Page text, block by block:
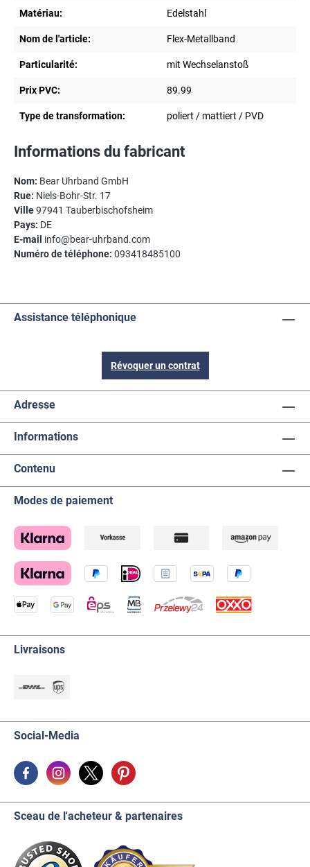
Matériau: Edelstahl
Nom de l'article: Flex-Metallband
Particularité: mit Wechselanstoß
Prix PVC: 89.99
Type de transformation: poliert / mattiert / PVD
Informations du fabricant
Nom: Bear Uhrband GmbH
Rue: Niels-Bohr-Str. 17
Ville97941 Tauberbischofsheim
Pays: DE
E-mail info@bear-uhrband.com
Numéro de téléphone: 093418485100
Assistance téléphonique
Révoquer un contrat
Adresse
Informations
Contenu
Modes de paiement
Livraisons
Social-Media
Sceau de l'acheteur & partenaires